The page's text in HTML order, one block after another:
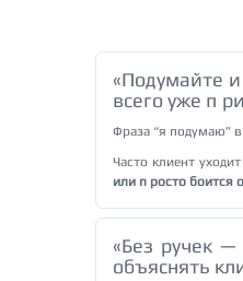
«Подумайте
всего уже
Фраза “я подумаю”
Часто клиент
или просто боится
«Без ручек
объяснять